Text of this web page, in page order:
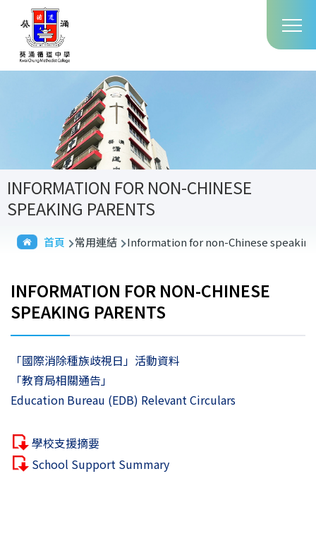
移至主內容
INFORMATION FOR NON-CHINESE
SPEAKING PARENTS
導
連
結
首頁 常用連結 Information for non-Chinese
INFORMATION FOR NON-CHINESE
SPEAKING PARENTS
「國際消除種族歧視日」活動資料
「教育局相關通告」
Education Bureau (EDB) Relevant Circulars
學校支援摘要
School Support Summary